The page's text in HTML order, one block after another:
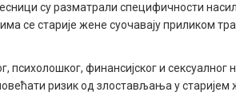
су разматрали специфичности
се старије жене суочавају приликом
финансијског и
ризик од злостављања у